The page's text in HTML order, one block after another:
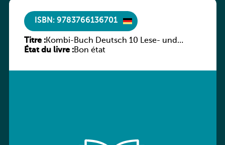
ISBN: 9783766136701
Titre :Kombi-Buch Deutsch 10 Lese- und
Sprachbuch
État du livre :Bon état